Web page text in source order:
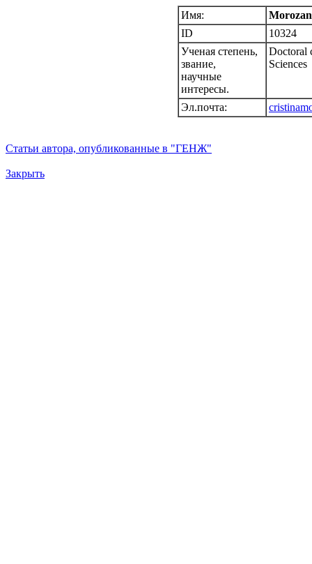
Имя:
ID
10324
Ученая степень,
звание,
научные
интересы.
Doctoral
Sciences
Эл.почта:
Статьи автора, опубликованные в "ГЕНЖ"
Закрыть